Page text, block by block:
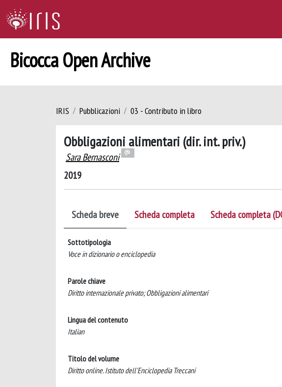
Bicocca Open Archive
IRIS Pubblicazioni 03 - Contributo in libro
Obbligazioni alimentari (dir. int. priv.)
Sara Bernasconi
2019
Scheda breve Scheda completa Scheda completa
Sottotipologia
Voce in dizionario o enciclopedia
Parole chiave
Diritto internazionale privato; Obbligazioni alimentari
Lingua del contenuto
Italian
Titolo del volume
Diritto online. Istituto dell’Enciclopedia Treccani